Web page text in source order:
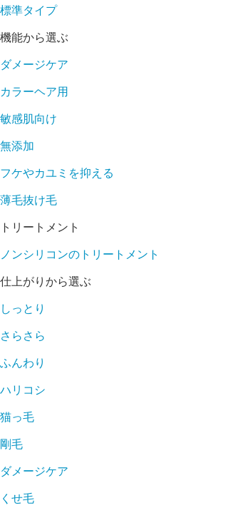
標準タイプ
機能から選ぶ
ダメージケア
カラーヘア用
敏感肌向け
無添加
フケやカユミを抑える
薄毛抜け毛
トリートメント
ノンシリコンのトリートメント
仕上がりから選ぶ
しっとり
さらさら
ふんわり
ハリコシ
猫っ毛
剛毛
ダメージケア
くせ毛